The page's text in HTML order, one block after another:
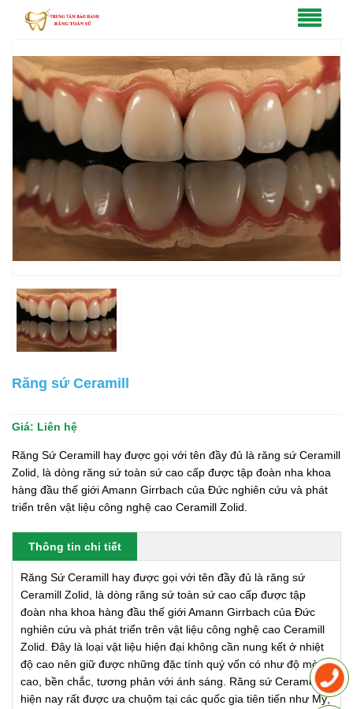
Răng sứ Ceramill
Giá: Liên hệ
Răng Sứ Ceramill hay được gọi với tên đầy đủ là răng sứ Ceramill
Zolid, là dòng răng sứ toàn sứ cao cấp được tập đoàn nha khoa
hàng đầu thế giới Amann Girrbach của Đức nghiên cứu và phát
triển trên vật liệu công nghệ cao Ceramill Zolid.
Thông tin chi tiết
Răng Sứ Ceramill hay được gọi với tên đầy đủ là răng sứ
Ceramill Zolid, là dòng răng sứ toàn sứ cao cấp được tập
đoàn nha khoa hàng đầu thế giới Amann Girrbach của Đức
nghiên cứu và phát triển trên vật liệu công nghệ cao Ceramill
Zolid. Đây là loại vật liệu hiện đại không cần nung kết ở nhiệt
độ cao nên giữ được những đặc tính quý vốn có như độ mờ
cao, bền chắc, tương phản với ánh sáng. Răng sứ Ceramill
hiện nay rất được ưa chuộm tại các quốc gia tiên tiến như Mỹ,